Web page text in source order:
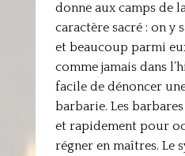
donne aux camps de
caractère sacré : on y
et beaucoup parmi
comme jamais dans
facile de dénoncer
barbarie. Les
et rapidement pour
régner en maîtres. Le